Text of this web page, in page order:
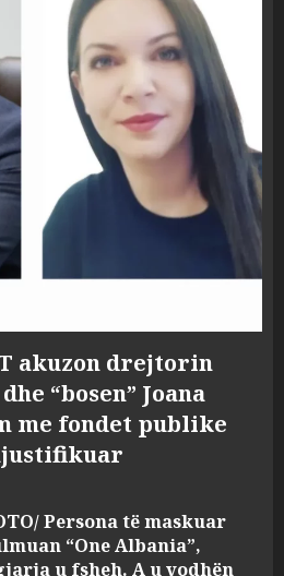
akuzon drejtorin
“bosen” Joana
me fondet publike
Persona të maskuar
“One Albania”,
u fsheh. A u vodhën